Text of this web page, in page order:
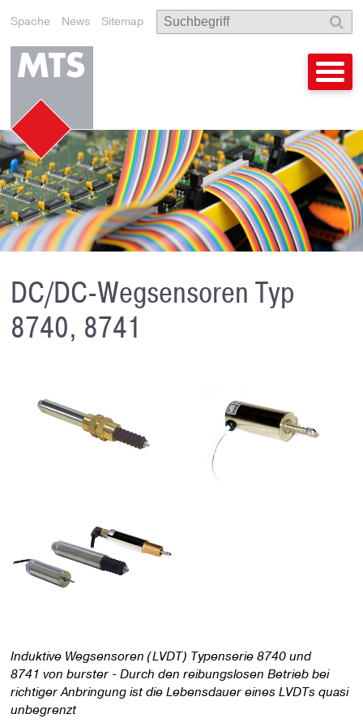
Spache News Sitemap
DC/DC-Wegsensoren Typ
8740, 8741
Induktive Wegsensoren (LVDT) Typenserie 8740 und
8741 von burster - Durch den reibungslosen Betrieb bei
richtiger Anbringung ist die Lebensdauer eines LVDTs quasi
unbegrenzt